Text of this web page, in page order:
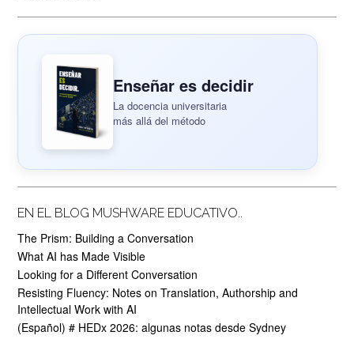
Enseñar es decidir
La docencia universitaria
más allá del método
EN EL BLOG MUSHWARE EDUCATIVO..
The Prism: Building a Conversation
What AI has Made Visible
Looking for a Different Conversation
Resisting Fluency: Notes on Translation, Authorship and
Intellectual Work with AI
(Español) # HEDx 2026: algunas notas desde Sydney